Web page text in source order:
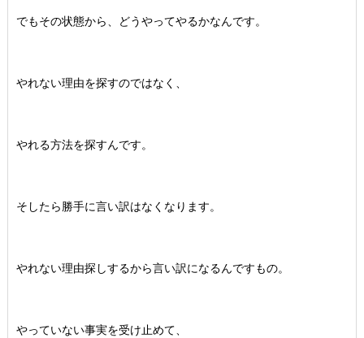
でもその状態から、どうやってやるかなんです。
やれない理由を探すのではなく、
やれる方法を探すんです。
そしたら勝手に言い訳はなくなります。
やれない理由探しするから言い訳になるんですもの。
やっていない事実を受け止めて、